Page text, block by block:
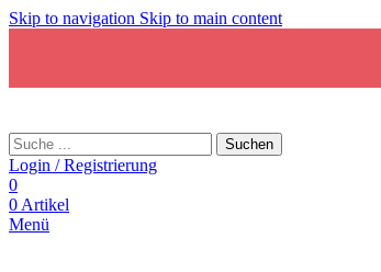
Skip to navigation Skip to main content
Suchen
Login / Registrierung
0
0 Artikel
Menü